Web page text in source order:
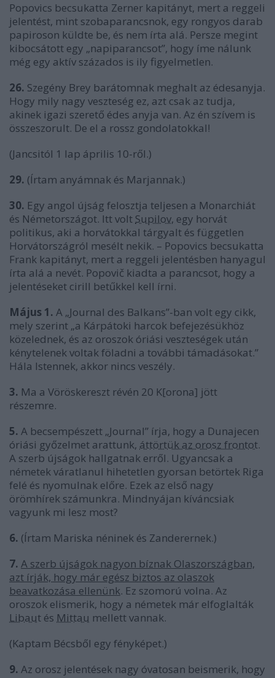
Popovics becsukatta Zerner kapitányt, mert a reggeli
jelentést, mint szobaparancsnok, egy rongyos darab
papiroson küldte be, és nem írta alá. Persze megint
kibocsátott egy „napiparancsot”, hogy íme nálunk
még egy aktív százados is ily figyelmetlen.
26. Szegény Brey barátomnak meghalt az édesanyja.
Hogy mily nagy veszteség ez, azt csak az tudja,
akinek igazi szerető édes anyja van. Az én szívem is
összeszorult. De el a rossz gondolatokkal!
(Jancsitól 1 lap április 10-ről.)
29. (Írtam anyámnak és Marjannak.)
30. Egy angol újság felosztja teljesen a Monarchiát
és Németországot. Itt volt Supilov, egy horvát
politikus, aki a horvátokkal tárgyalt és független
Horvátországról mesélt nekik. – Popovics becsukatta
Frank kapitányt, mert a reggeli jelentésben hanyagul
írta alá a nevét. Popovič kiadta a parancsot, hogy a
jelentéseket cirill betűkkel kell írni.
Május 1. A „Journal des Balkans”-ban volt egy cikk,
mely szerint „a Kárpátoki harcok befejezésükhöz
közelednek, és az oroszok óriási veszteségek után
kénytelenek voltak föladni a további támadásokat.”
Hála Istennek, akkor nincs veszély.
3. Ma a Vöröskereszt révén 20 K[orona] jött
részemre.
5. A becsempészett „Journal” írja, hogy a Dunajecen
óriási győzelmet arattunk, áttörtük az orosz frontot.
A szerb újságok hallgatnak erről. Ugyancsak a
németek váratlanul hihetetlen gyorsan betörtek Riga
felé és nyomulnak előre. Ezek az első nagy
örömhírek számunkra. Mindnyájan kíváncsiak
vagyunk mi lesz most?
6. (Írtam Mariska néninek és Zanderernek.)
7. A szerb újságok nagyon bíznak Olaszországban,
azt írják, hogy már egész biztos az olaszok
beavatkozása ellenünk. Ez szomorú volna. Az
oroszok elismerik, hogy a németek már elfoglalták
Libaut és Mittau mellett vannak.
(Kaptam Bécsből egy fényképet.)
9. Az orosz jelentések nagy óvatosan beismerik, hogy